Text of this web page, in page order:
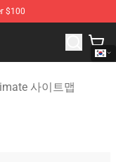
$100
Animate
사이트맵